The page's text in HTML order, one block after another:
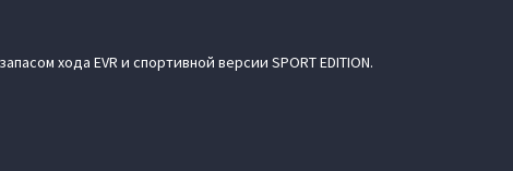
хода EVR и спортивной версии SPORT EDITION.